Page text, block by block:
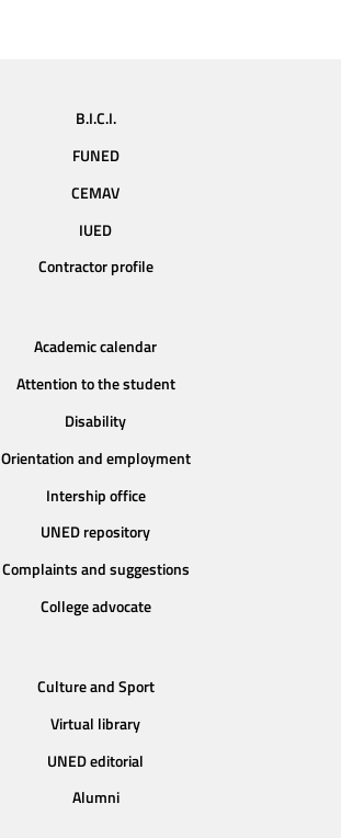
B.I.C.I.
FUNED
CEMAV
IUED
Contractor profile
Academic calendar
Attention to the student
Disability
Orientation and employment
Intership office
UNED repository
Complaints and suggestions
College advocate
Culture and Sport
Virtual library
UNED editorial
Alumni